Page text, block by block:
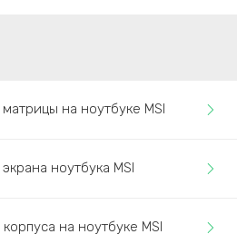
на ноутбуке MSI
ноутбука MSI
на ноутбуке MSI